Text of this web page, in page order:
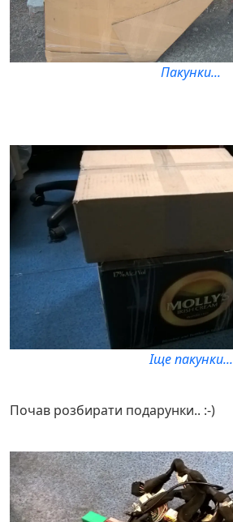
Пакунки...
Іще пакунки...
Почав розбирати подарунки.. :-)